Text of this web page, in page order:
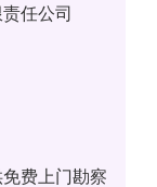
任公司
费上门勘察